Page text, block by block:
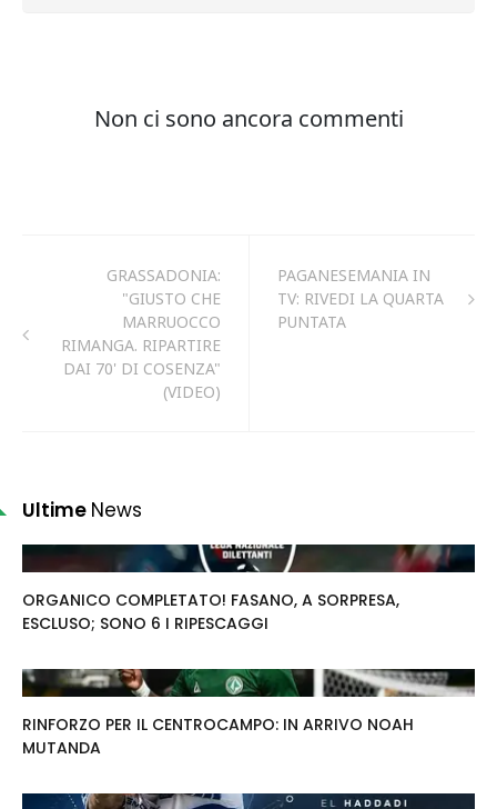
GRASSADONIA:
"GIUSTO CHE
MARRUOCCO
RIMANGA. RIPARTIRE
DAI 70' DI COSENZA"
(VIDEO)
PAGANESEMANIA IN
TV: RIVEDI LA QUARTA
PUNTATA
Ultime News
ORGANICO COMPLETATO! FASANO, A SORPRESA,
ESCLUSO; SONO 6 I RIPESCAGGI
RINFORZO PER IL CENTROCAMPO: IN ARRIVO NOAH
MUTANDA